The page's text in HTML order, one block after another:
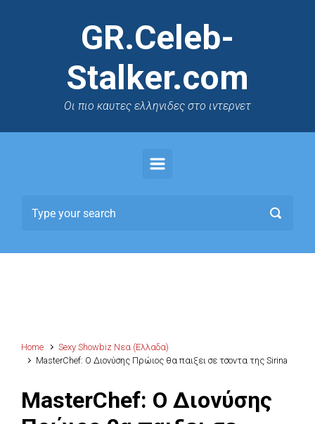
GR.Celeb-
Stalker.com
Oι πιο καυτες ελληνιδες στο ιντερνετ
Home
Sexy Showbiz Νεα (Ελλαδα)
MasterChef: Ο Διονύσης Πρώιος θα παιξει σε τσοντα της Sirina
MasterChef: Ο Διονύσης